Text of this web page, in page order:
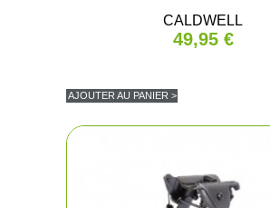
CALDWELL
49,95 €
AJOUTER AU PANIER >